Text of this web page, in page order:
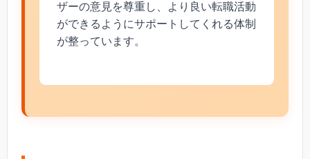
ザーの意見を尊重し、より良い転職活動
ができるようにサポートしてくれる体制
が整っています。